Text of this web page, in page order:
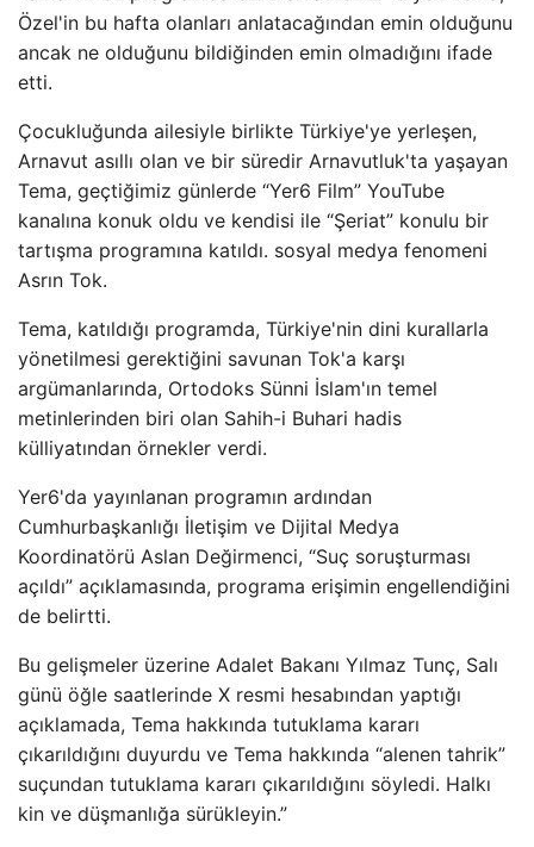
Özel'in bu hafta olanları anlatacağından emin olduğunu
ancak ne olduğunu bildiğinden emin olmadığını ifade
etti.
Çocukluğunda ailesiyle birlikte Türkiye'ye yerleşen,
Arnavut asıllı olan ve bir süredir Arnavutluk'ta yaşayan
Tema, geçtiğimiz günlerde “Yer6 Film” YouTube
kanalına konuk oldu ve kendisi ile “Şeriat” konulu bir
tartışma programına katıldı. sosyal medya fenomeni
Asrın Tok.
Tema, katıldığı programda, Türkiye'nin dini kurallarla
yönetilmesi gerektiğini savunan Tok'a karşı
argümanlarında, Ortodoks Sünni İslam'ın temel
metinlerinden biri olan Sahih-i Buhari hadis
külliyatından örnekler verdi.
Yer6'da yayınlanan programın ardından
Cumhurbaşkanlığı İletişim ve Dijital Medya
Koordinatörü Aslan Değirmenci, “Suç soruşturması
açıldı” açıklamasında, programa erişimin engellendiğini
de belirtti.
Bu gelişmeler üzerine Adalet Bakanı Yılmaz Tunç, Salı
günü öğle saatlerinde X resmi hesabından yaptığı
açıklamada, Tema hakkında tutuklama kararı
çıkarıldığını duyurdu ve Tema hakkında “alenen tahrik”
suçundan tutuklama kararı çıkarıldığını söyledi. Halkı
kin ve düşmanlığa sürükleyin.”